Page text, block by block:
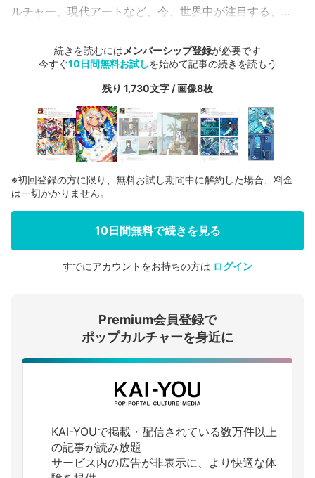
ルチャー、現代アートなど、今、世界中が注目する、...
続きを読むには メンバーシップ登録が必要です
今すぐ10日間無料お試しを始めて記事の続きを読もう
残り 1,730文字 / 画像8枚
会員登録する
ログインする
※初回登録の方に限り、無料お試し期間中に解約した場合、料金
は一切かかりません。
10日間無料で続きを見る
すでにアカウントをお持ちの方は ログイン
Premium会員登録で
ポップカルチャーを身近に
KAI-YOUで掲載・配信されている数万件以上
の記事が読み放題
サービス内の広告が非表示に、より快適な体